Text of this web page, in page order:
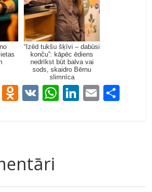
“Izēd tukšu šķīvi – dabūsi
konču”: kāpēc ēdiens
nedrīkst būt balva vai
sods, skaidro Bērnu
slimnīca
T O
kl
as
V W Li E